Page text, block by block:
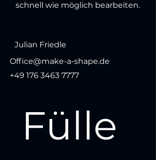
schnell wie möglich bearbeiten.
Julian Friedle
Office@make-a-shape.de
+49 176 3463 7777
Fülle